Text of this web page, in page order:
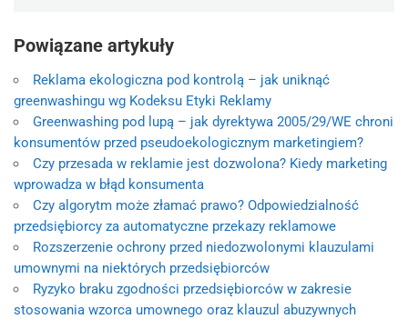
Powiązane artykuły
Reklama ekologiczna pod kontrolą – jak uniknąć
greenwashingu wg Kodeksu Etyki Reklamy
Greenwashing pod lupą – jak dyrektywa 2005/29/WE chroni
konsumentów przed pseudoekologicznym marketingiem?
Czy przesada w reklamie jest dozwolona? Kiedy marketing
wprowadza w błąd konsumenta
Czy algorytm może złamać prawo? Odpowiedzialność
przedsiębiorcy za automatyczne przekazy reklamowe
Rozszerzenie ochrony przed niedozwolonymi klauzulami
umownymi na niektórych przedsiębiorców
Ryzyko braku zgodności przedsiębiorców w zakresie
stosowania wzorca umownego oraz klauzul abuzywnych